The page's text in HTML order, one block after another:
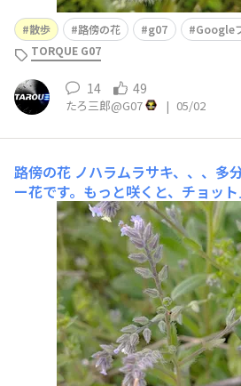
散歩 路傍の花 g07
Google
TORQUE G07
14 49
たろ三郎@G07 | 05/02
路傍の花 ノハラムラサキ、、、多
ー花です。もっと咲くと、チョット